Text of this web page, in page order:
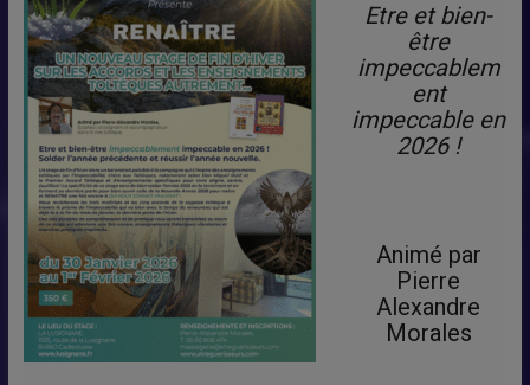
Etre et bien-
être
impeccablem
ent
impeccable en
2026 !
Animé par
Pierre
Alexandre
Morales